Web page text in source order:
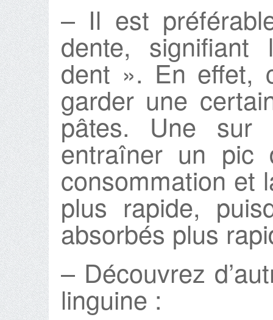
– Il est
dente,
dent ». En effet,
garder une
pâtes. Une sur
entraîner un pic
consommation et
plus rapide,
absorbés plus
– Découvrez
linguine :